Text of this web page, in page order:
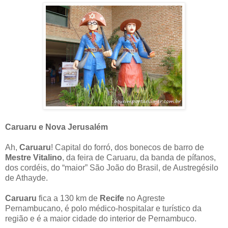
Caruaru e Nova Jerusalém
Ah, Caruaru! Capital do forró, dos bonecos de barro de
Mestre Vitalino, da feira de Caruaru, da banda de pífanos,
dos cordéis, do “maior” São João do Brasil, de Austregésilo
de Athayde.
Caruaru fica a 130 km de Recife no Agreste
Pernambucano, é polo médico-hospitalar e turístico da
região e é a maior cidade do interior de Pernambuco.